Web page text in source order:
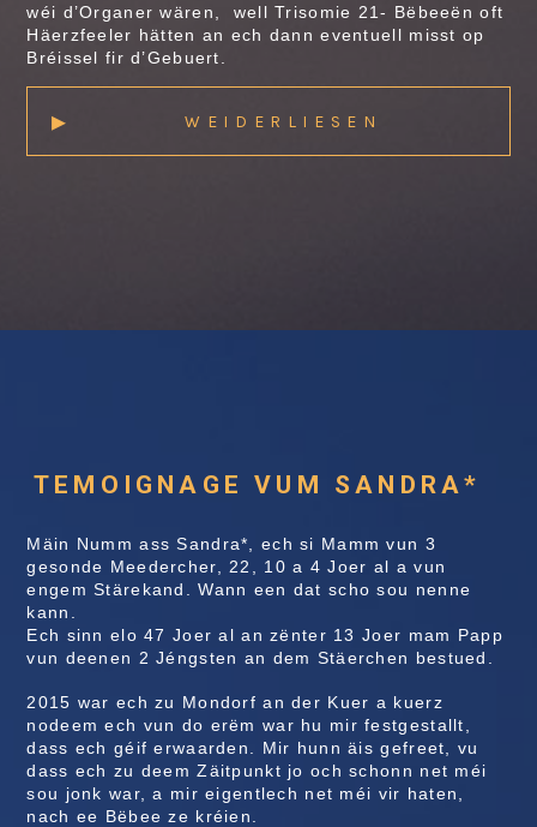
wéi d’Organer wären, well Trisomie 21- Bëbeeën oft
Häerzfeeler hätten an ech dann eventuell misst op
Bréissel fir d’Gebuert.
▸ WEIDERLIESEN
TEMOIGNAGE VUM SANDRA*
Mäin Numm ass Sandra*, ech si Mamm vun 3
gesonde Meedercher, 22, 10 a 4 Joer al a vun
engem Stärekand. Wann een dat scho sou nenne
kann.
Ech sinn elo 47 Joer al an zënter 13 Joer mam Papp
vun deenen 2 Jéngsten an dem Stäerchen bestued.
2015 war ech zu Mondorf an der Kuer a kuerz
nodeem ech vun do erëm war hu mir festgestallt,
dass ech géif erwaarden. Mir hunn äis gefreet, vu
dass ech zu deem Zäitpunkt jo och schonn net méi
sou jonk war, a mir eigentlech net méi vir haten,
nach ee Bëbee ze kréien.